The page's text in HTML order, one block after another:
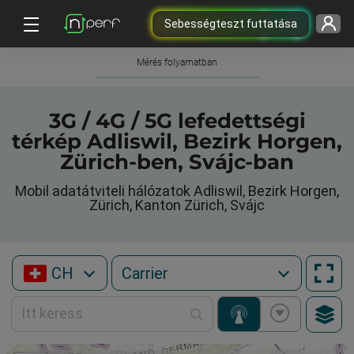
Sebességteszt futtatása
Mérés folyamatban
3G / 4G / 5G lefedettségi
térkép Adliswil, Bezirk Horgen,
Zürich-ben, Svájc-ban
Mobil adatátviteli hálózatok Adliswil, Bezirk Horgen,
Zürich, Kanton Zürich, Svájc
CH